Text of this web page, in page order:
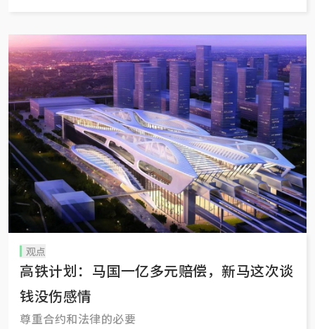
观点
高铁计划：马国一亿多元赔偿，新马这次谈
钱没伤感情
尊重合约和法律的必要